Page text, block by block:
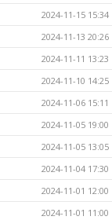
2024-11-15 15:34
2024-11-13 20:26
2024-11-11 13:23
2024-11-10 14:25
2024-11-06 15:11
2024-11-05 19:00
2024-11-05 13:05
2024-11-04 17:30
2024-11-01 12:00
2024-11-01 11:00